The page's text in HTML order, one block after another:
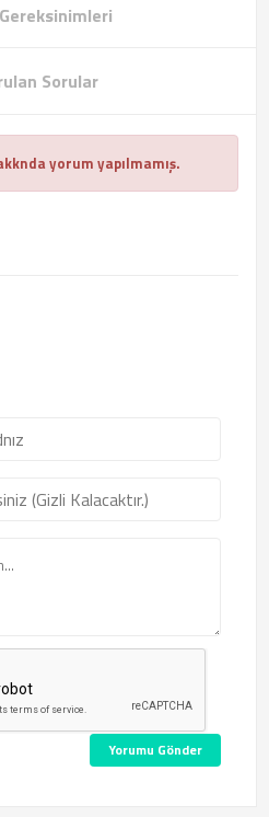
Sorular
yorum yapılmamış.
Yorumu Gönder